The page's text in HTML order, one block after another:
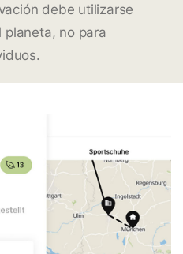
debe utilizarse
planeta, no para